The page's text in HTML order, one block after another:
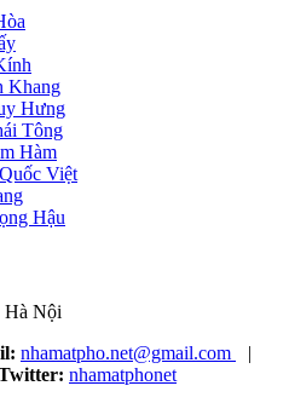
Khang
Hưng
Tông
Hàm
Việt
Hậu
Hà Nội
nhamatpho.net@gmail.com
nhamatphonet